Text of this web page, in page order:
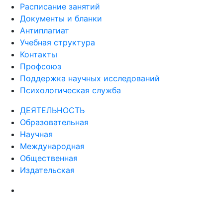
Расписание занятий
Документы и бланки
Антиплагиат
Учебная структура
Контакты
Профсоюз
Поддержка научных исследований
Психологическая служба
ДЕЯТЕЛЬНОСТЬ
Образовательная
Научная
Международная
Общественная
Издательская